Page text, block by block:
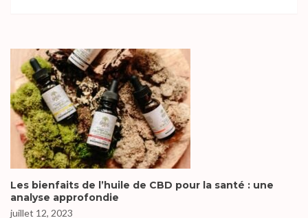
Les bienfaits de l’huile de CBD pour la santé : une
analyse approfondie
juillet 12, 2023